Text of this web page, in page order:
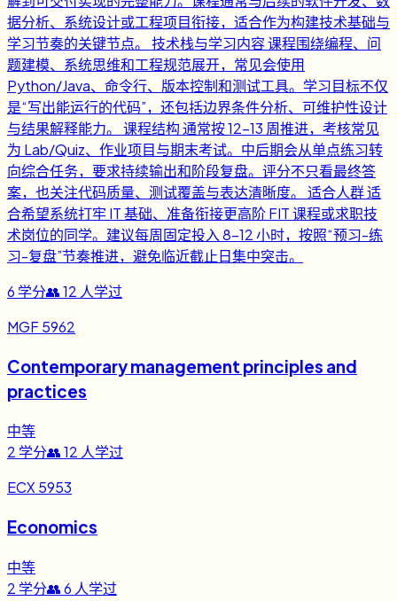
据分析、系统设计或工程项目衔接，适合作为构建技术基础与
学习节奏的关键节点。 技术栈与学习内容 课程围绕编程、问
题建模、系统思维和工程规范展开，常见会使用
Python/Java、命令行、版本控制和测试工具。学习目标不仅
是“写出能运行的代码”，还包括边界条件分析、可维护性设计
与结果解释能力。 课程结构 通常按 12-13 周推进，考核常见
为 Lab/Quiz、作业项目与期末考试。中后期会从单点练习转
向综合任务，要求持续输出和阶段复盘。评分不只看最终答
案，也关注代码质量、测试覆盖与表达清晰度。 适合人群 适
合希望系统打牢 IT 基础、准备衔接更高阶 FIT 课程或求职技
术岗位的同学。建议每周固定投入 8-12 小时，按照“预习-练
习-复盘”节奏推进，避免临近截止日集中突击。
6 学分👥12 人学过
MGF 5962
Contemporary management principles and
practices
中等
2 学分👥12 人学过
ECX 5953
Economics
中等
2 学分👥6 人学过